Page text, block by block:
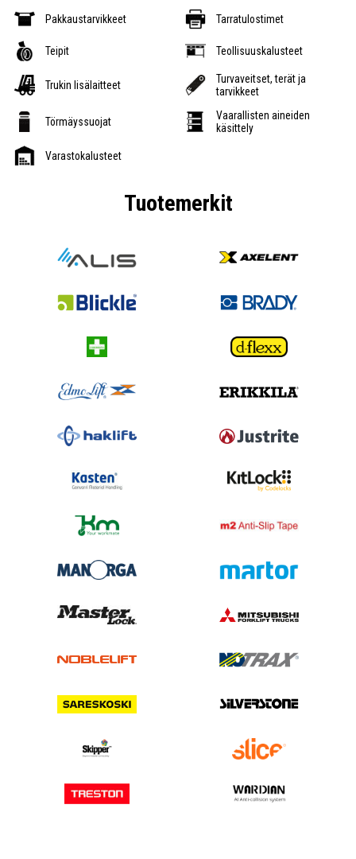
Pakkaustarvikkeet Tarratulostimet
Teipit Teollisuuskalusteet
Trukin lisälaitteet
Turvaveitset, terät ja
tarvikkeet
Törmäyssuojat
Vaarallisten aineiden
käsittely
Varastokalusteet
Tuotemerkit